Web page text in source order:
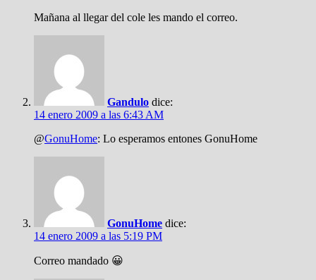
Mañana al llegar del cole les mando el correo.
Gandulo dice:
14 enero 2009 a las 6:43 AM
@GonuHome: Lo esperamos entones GonuHome
GonuHome dice:
14 enero 2009 a las 5:19 PM
Correo mandado 😀